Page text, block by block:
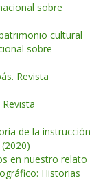
sobre
cultural
sobre
Revista
Revista
de la instrucción
en nuestro relato
Historias